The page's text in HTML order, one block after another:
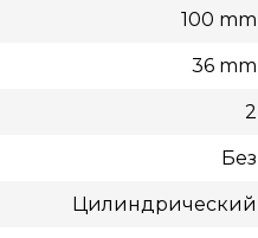
100 mm
36 mm
2
Без
Цилиндрический